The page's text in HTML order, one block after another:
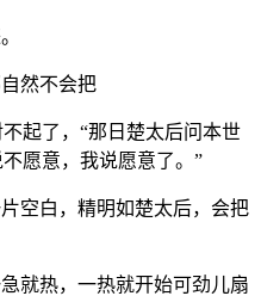
然不会把
起了，“那日楚太后问本世
愿意，我说愿意了。”
空白，精明如楚太后，会把
就热，一热就开始可劲儿扇